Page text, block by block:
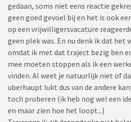
gedaan, soms niet eens reactie
geen goed gevoel bij en het is ook
op een vrijwilligersvacature
geen plek was. En nu denk ik dat
omdat ik met dat traject bezig ben
mee moeten stoppen als ik een
vinden. Al weet je natuurlijk niet of
uberhaupt lukt dus van de andere
toch proberen (ik heb nog wel een
en maar zien hoe het loopt...)